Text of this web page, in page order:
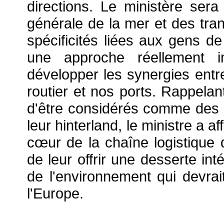
directions. Le ministère
générale de la mer et des
spécificités liées aux gens
une approche réellement
développer les synergies
routier et nos ports.
d'être considérés comme
leur hinterland, le ministre a
cœur de la chaîne logistique
de leur offrir une desserte
de l'environnement qui
l'Europe.